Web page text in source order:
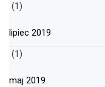
(1)
lipiec 2019
(1)
maj 2019